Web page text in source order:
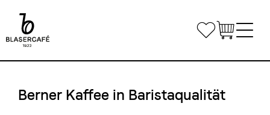
Inhalt
Bookmarks
navigation
Berner Kaffee in Baristaqualität